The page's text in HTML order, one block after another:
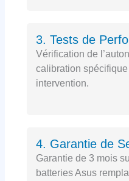
3. Tests de
Vérification de
calibration
intervention.
4. Garantie de
Garantie de 3 mois
batteries Asus